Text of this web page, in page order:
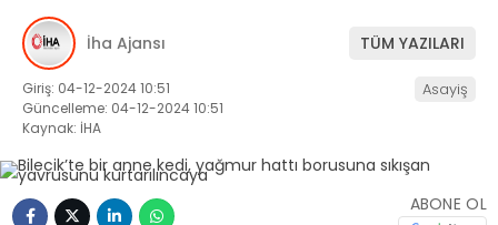
İha Ajansı TÜM YAZILARI
Giriş: 04-12-2024 10:51
Güncelleme: 04-12-2024 10:51
Kaynak: İHA
Asayiş
ABONE OL